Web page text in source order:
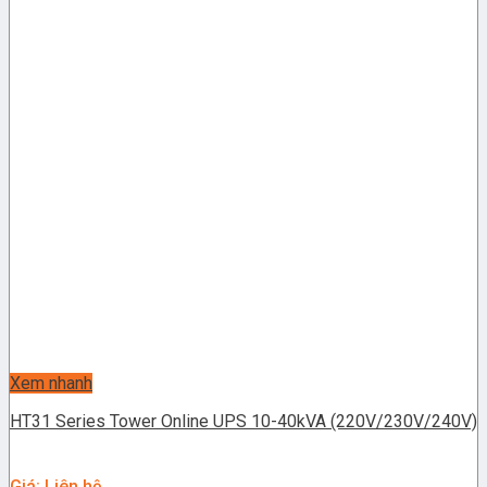
Xem nhanh
HT31 Series Tower Online UPS 10-40kVA (220V/230V/240V)